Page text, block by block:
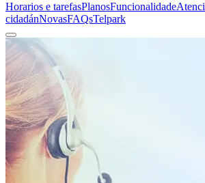
Horarios e tarefasPlanosFuncionalidade
cidadánNovasFAQsTelpark